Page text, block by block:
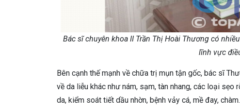
Bác sĩ chuyên khoa II Trần Thị Hoài Thương có
lĩnh vực
Bên cạnh thế mạnh về chữa trị mụn tận gốc, bác sĩ
về da liễu khác như nám, sạm, tàn nhang, các loại
da, kiểm soát tiết dầu nhờn, bệnh vảy cá, mề đay,